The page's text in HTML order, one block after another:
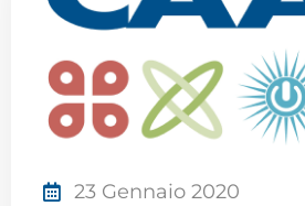
23 Gennaio 2020